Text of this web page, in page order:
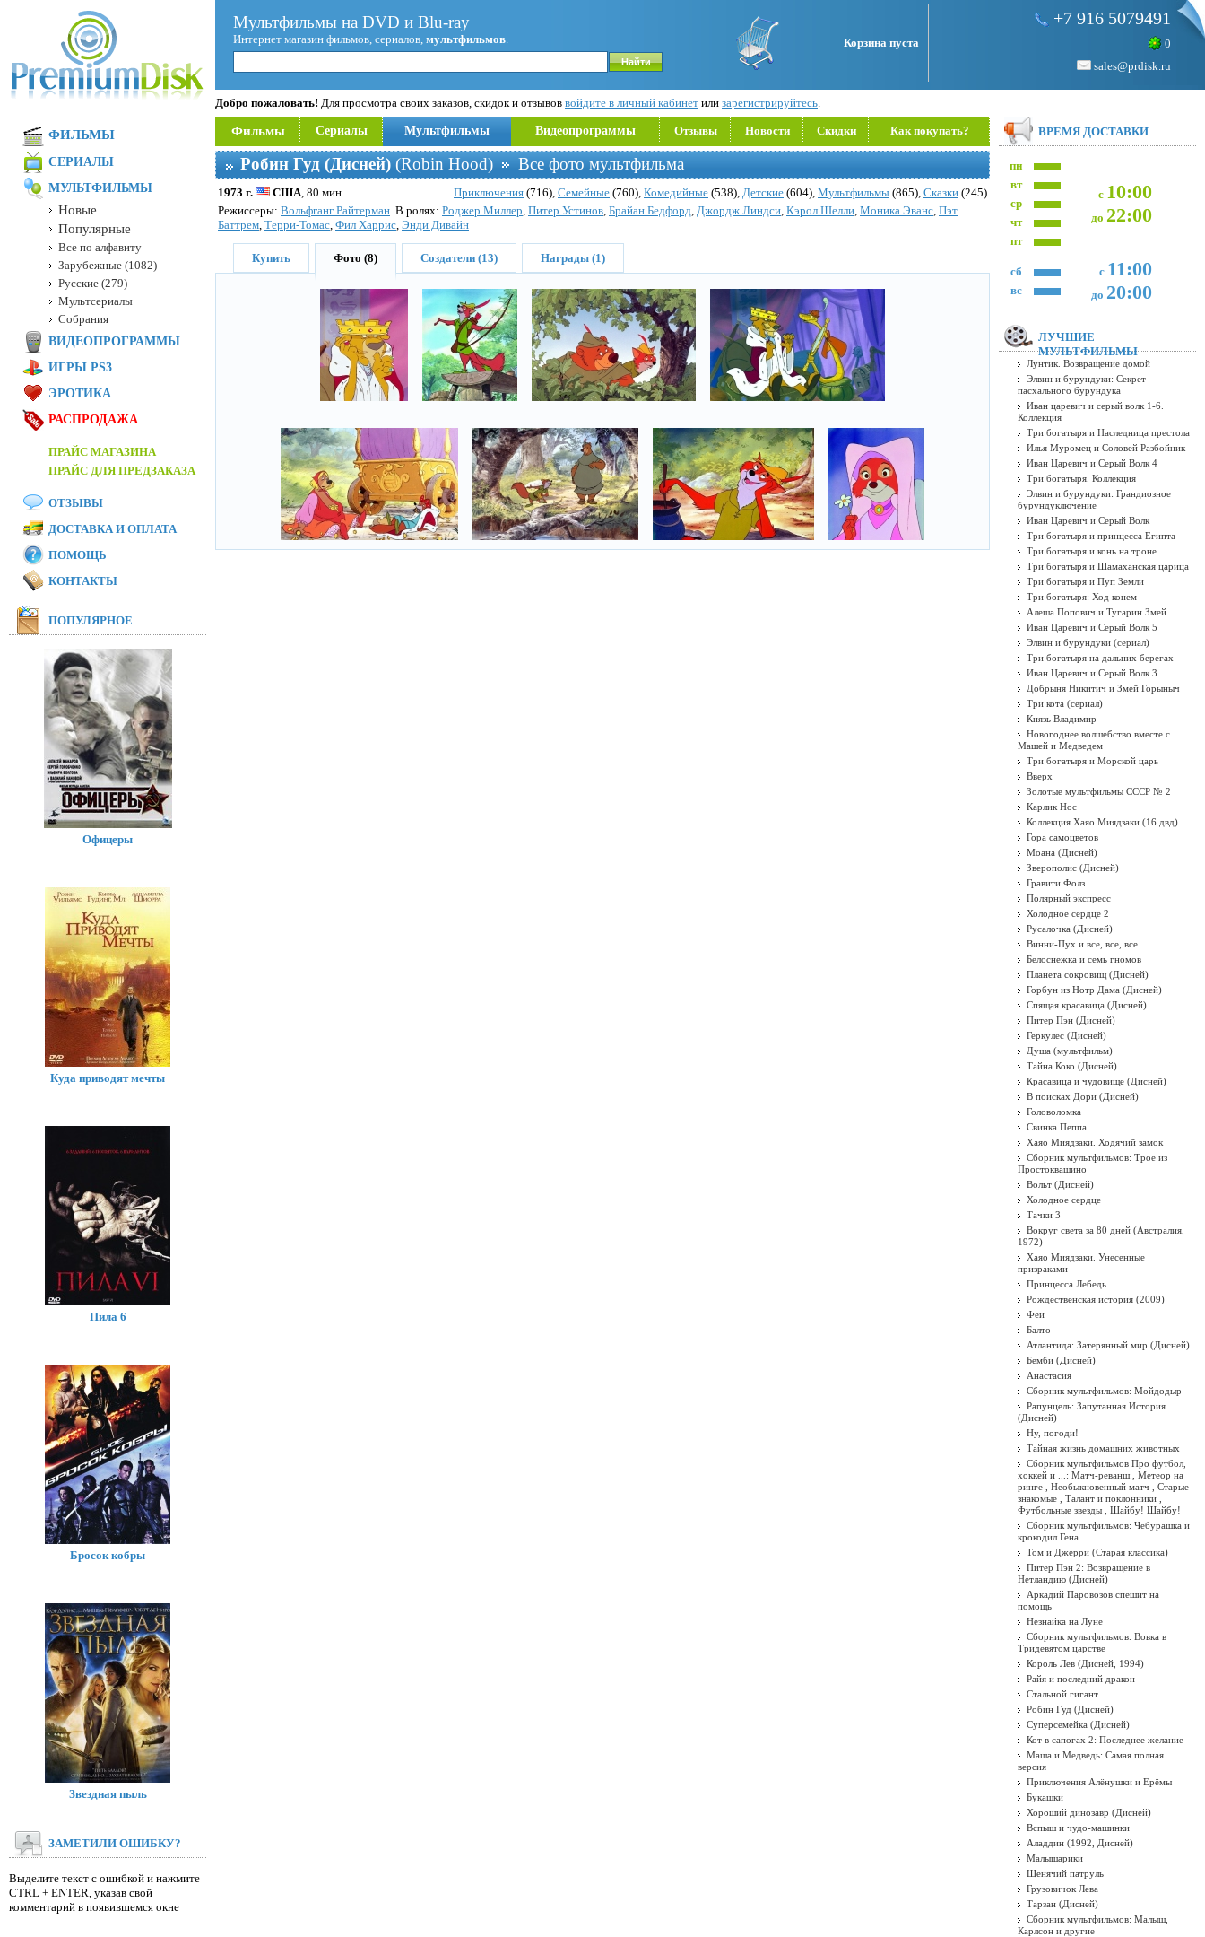
Мультфильмы на DVD и Blu-ray
Интернет магазин фильмов, сериалов, мультфильмов. Корзина пуста
+7 916 5079491
0
sales@prdisk.ru
Добро пожаловать! Для просмотра своих заказов, скидок и отзывов войдите в личный кабинет или зарегистрируйтесь.
Фильмы Сериалы Мультфильмы Видеопрограммы Отзывы Новости Скидки Как покупать?
Робин Гуд (Дисней) (Robin Hood) Все фото мультфильма
1973 г. США, 80 мин. Приключения (716), Семейные (760), Комедийные (538), Детские (604), Мультфильмы (865), Сказки (245)
Режисcеры: Вольфганг Райтерман. В ролях: Роджер Миллер, Питер Устинов, Брайан Бедфорд, Джордж Линдси, Кэрол Шелли, Моника Эванс, Пэт
Баттрем, Терри-Томас, Фил Харрис, Энди Дивайн
Купить Фото (8) Создатели (13) Награды (1)
ФИЛЬМЫ
СЕРИАЛЫ
МУЛЬТФИЛЬМЫ
Новые
Популярные
Все по алфавиту
Зарубежные (1082)
Русские (279)
Мультсериалы
Собрания
ВИДЕОПРОГРАММЫ
ИГРЫ PS3
ЭРОТИКА
РАСПРОДАЖА
ПРАЙС МАГАЗИНА
ПРАЙС ДЛЯ ПРЕДЗАКАЗА
ОТЗЫВЫ
ДОСТАВКА И ОПЛАТА
ПОМОЩЬ
КОНТАКТЫ
ПОПУЛЯРНОЕ
Офицеры
Куда приводят мечты
Пила 6
Бросок кобры
Звездная пыль
ЗАМЕТИЛИ ОШИБКУ?
Выделите текст с ошибкой и нажмите
CTRL + ENTER, указав свой
комментарий в появившемся окне
ВРЕМЯ ДОСТАВКИ
пн
с 10:00
до 22:00
вт
ср
чт
пт
с 11:00
до 20:00
сб
вс
ЛУЧШИЕ
МУЛЬТФИЛЬМЫ
Лунтик. Возвращение домой
Элвин и бурундуки: Секрет
пасхального бурундука
Иван царевич и серый волк 1-6.
Коллекция
Три богатыря и Наследница престола
Илья Муромец и Соловей Разбойник
Иван Царевич и Серый Волк 4
Три богатыря. Коллекция
Элвин и бурундуки: Грандиозное
бурундуключение
Иван Царевич и Серый Волк
Три богатыря и принцесса Египта
Три богатыря и конь на троне
Три богатыря и Шамаханская царица
Три богатыря и Пуп Земли
Три богатыря: Ход конем
Алеша Попович и Тугарин Змей
Иван Царевич и Серый Волк 5
Элвин и бурундуки (сериал)
Три богатыря на дальних берегах
Иван Царевич и Серый Волк 3
Добрыня Никитич и Змей Горыныч
Три кота (сериал)
Князь Владимир
Новогоднее волшебство вместе с
Машей и Медведем
Три богатыря и Морской царь
Вверх
Золотые мультфильмы СССР № 2
Карлик Нос
Коллекция Хаяо Миядзаки (16 двд)
Гора самоцветов
Моана (Дисней)
Зверополис (Дисней)
Гравити Фолз
Полярный экспресс
Холодное сердце 2
Русалочка (Дисней)
Винни-Пух и все, все, все...
Белоснежка и семь гномов
Планета сокровищ (Дисней)
Горбун из Нотр Дама (Дисней)
Спящая красавица (Дисней)
Питер Пэн (Дисней)
Геркулес (Дисней)
Душа (мультфильм)
Тайна Коко (Дисней)
Красавица и чудовище (Дисней)
В поисках Дори (Дисней)
Головоломка
Свинка Пеппа
Хаяо Миядзаки. Ходячий замок
Сборник мультфильмов: Трое из
Простоквашино
Вольт (Дисней)
Холодное сердце
Тачки 3
Вокруг света за 80 дней (Австралия,
1972)
Хаяо Миядзаки. Унесенные
призраками
Принцесса Лебедь
Рождественская история (2009)
Феи
Балто
Атлантида: Затерянный мир (Дисней)
Бемби (Дисней)
Анастасия
Сборник мультфильмов: Мойдодыр
Рапунцель: Запутанная История
(Дисней)
Ну, погоди!
Тайная жизнь домашних животных
Сборник мультфильмов Про футбол,
хоккей и ...: Матч-реванш , Метеор на
ринге , Необыкновенный матч , Старые
знакомые , Талант и поклонники ,
Футбольные звезды , Шайбу! Шайбу!
Сборник мультфильмов: Чебурашка и
крокодил Гена
Том и Джерри (Старая классика)
Питер Пэн 2: Возвращение в
Нетландию (Дисней)
Аркадий Паровозов спешит на
помощь
Незнайка на Луне
Сборник мультфильмов. Вовка в
Тридевятом царстве
Король Лев (Дисней, 1994)
Райя и последний дракон
Стальной гигант
Робин Гуд (Дисней)
Суперсемейка (Дисней)
Кот в сапогах 2: Последнее желание
Маша и Медведь: Самая полная
версия
Приключения Алёнушки и Ерёмы
Букашки
Хороший динозавр (Дисней)
Вспыш и чудо-машинки
Аладдин (1992, Дисней)
Малышарики
Щенячий патруль
Грузовичок Лева
Тарзан (Дисней)
Сборник мультфильмов: Малыш,
Карлсон и другие